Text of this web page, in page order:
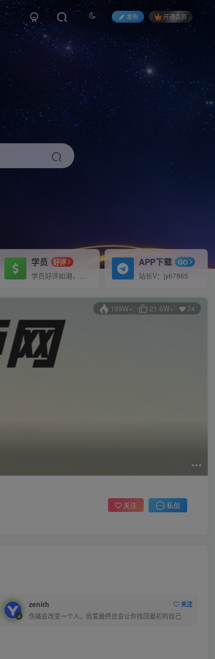
发布 开通会员
学员 好评
学员好评如潮，模式成熟，一对一指导交付
APP下载 GO
站长V：jy67865
199W+ 21.6W+ 74
关注 私信
zenith
关注
伤痛会改变一个人，但爱最终总会让你找回最初的自己